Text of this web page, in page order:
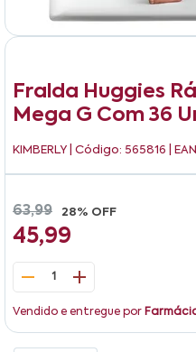
Fralda Huggies
Mega G Com 36
KIMBERLY | Código: 565816 |
63,99 28% OFF
45,99
1
Vendido e entregue por